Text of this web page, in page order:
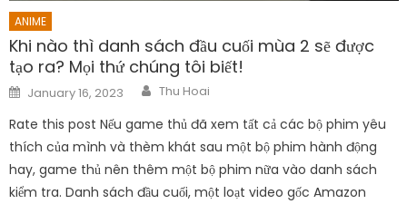
ANIME
Khi nào thì danh sách đầu cuối mùa 2 sẽ được
tạo ra? Mọi thứ chúng tôi biết!
Posted
on
January 16, 2023 Author
Thu Hoai
Rate this post Nếu game thủ đã xem tất cả các bộ phim yêu
thích của mình và thèm khát sau một bộ phim hành động
hay, game thủ nên thêm một bộ phim nữa vào danh sách
kiểm tra. Danh sách đầu cuối, một loạt video gốc Amazon